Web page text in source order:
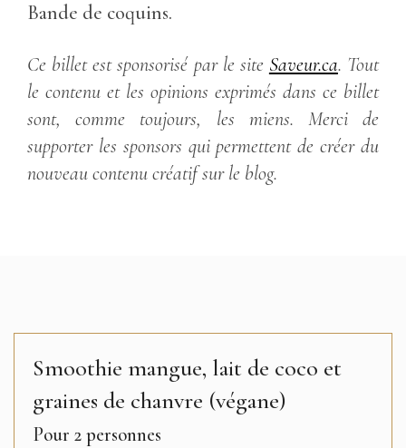
Bande de coquins.
Ce billet est sponsorisé par le site Saveur.ca. Tout
le contenu et les opinions exprimés dans ce billet
sont, comme toujours, les miens. Merci de
supporter les sponsors qui permettent de créer du
nouveau contenu créatif sur le blog.
Smoothie mangue, lait de coco et
graines de chanvre (végane)
Pour 2 personnes